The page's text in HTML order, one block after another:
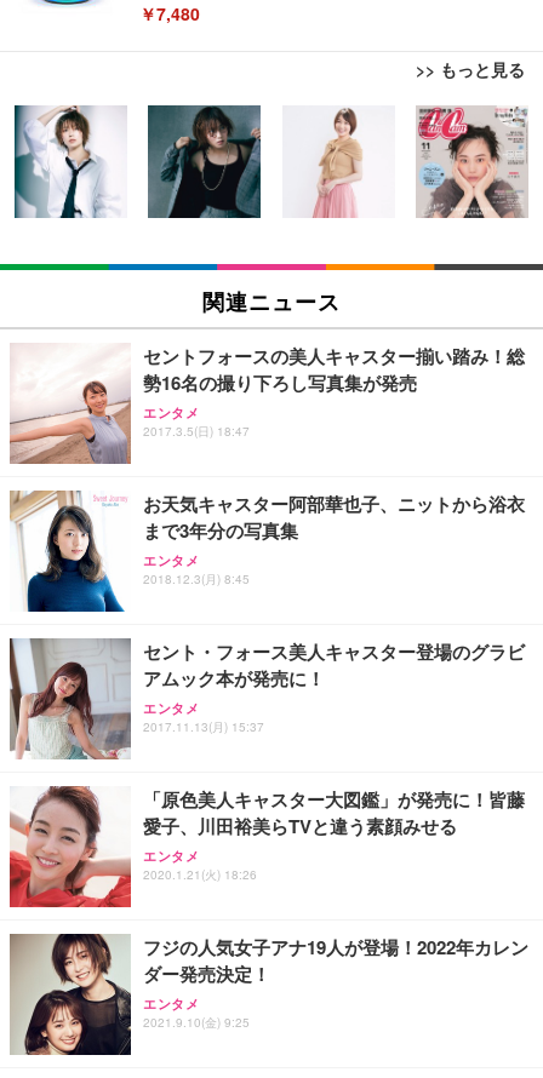
￥7,480
>> もっと見る
[EdoErgo] オフィスチェア 椅子 テレワーク 疲れな
い 跳ね上げ式アームレスト コンパクト 約105度ロッ
キング pc 事務椅子 360度回転 座面昇降 強化ナイロ
ン樹脂ベース 通気性メッシュ 在宅ワーク H-WY01
(黒網+黒枠+黒足)
￥5,699
SIHOO B100 オフィスチェア／デスクチェア メッシ
ュチェア 人間工学 疲れない ブラック
￥27,999
Sezlife オフィスチェア デスクチェア 疲れない テレ
ワーク チェア 強化バックレスト 30度ロッキング機
能 人間工学 椅子 腰サポート 90度跳ね上げ式アーム
務用 おしゃれ パソコンチェア (ブラック)
Sezlife オフィスチェア デスクチェア 疲れない テレ
ワーク チェア 強化バックレスト 30度ロッキング機
能 人間工学 椅子 腰サポート 90度跳ね上げ式アーム
務用 おしゃれ パソコンチェア (ホワイト)
ANDWINT オフィスチェア デスクチェア 肘なし メ
ッシュ 通気性 ランバーサポート付き 腰サポート ガ
ス圧無段階昇降 360度回転 キャスター付き コンパク
EIZO ビジネス向けプレミアムモニター | FlexScan
EV3240X-WT | 31.5型4K UHD・USB Type-C・ホワ
イト
￥105,595
EIZO ビジネス向けプレミアムモニター | FlexScan
￥109,572
【純正品】27"ゲーミングモニター DualSense 充電
フック付き（CFI-ZDM1J）
【整備済み品】Dell E2724HS 27インチ 液晶モニタ
ー フルHD（1920×1080）VA 非光沢 HDMI/DisplayP
ort/VGA スピーカー内蔵 高さ調整 スイベル VESA対
【MiniLED/24.5inch/280Hz/FHD】GRAPHT THE S
HOOTER Gaming Monitor 24” Essential ゲーミン
グモニター QD 24.5インチ 1ms FHD 量子ドット 残
Amazonベーシック ペットシーツ 薄型 レギュラー 1
回使い捨て 無香料 ホワイト 300枚
￥3,373
Amazonベーシック ペットシーツ 厚型 ワイド 42枚
x2袋(84枚) ホワイト(吸収面:ライトブルー)
￥3,234
ネオ・ルーライフ ネオ・オムツ L 中型犬用 26枚入
り 単品
Smart Basic(スマートベーシック) 【Amazon.co.jp
限定】 Smart Basic アイリスオーヤマ ペットシーツ
超厚型 お徳用 ワイド 100枚入 (x 1) (ケース販売)
アイリスオーヤマ ペットシーツ 超厚型 お徳用 レギ
ュラー 200枚入【Amazon.co.jp限定】
関連ニュース
セントフォースの美人キャスター揃い踏み！総
勢16名の撮り下ろし写真集が発売
エンタメ
2017.3.5(日) 18:47
お天気キャスター阿部華也子、ニットから浴衣
まで3年分の写真集
エンタメ
2018.12.3(月) 8:45
セント・フォース美人キャスター登場のグラビ
アムック本が発売に！
エンタメ
2017.11.13(月) 15:37
「原色美人キャスター大図鑑」が発売に！皆藤
愛子、川田裕美らTVと違う素顔みせる
エンタメ
2020.1.21(火) 18:26
フジの人気女子アナ19人が登場！2022年カレン
ダー発売決定！
エンタメ
2021.9.10(金) 9:25